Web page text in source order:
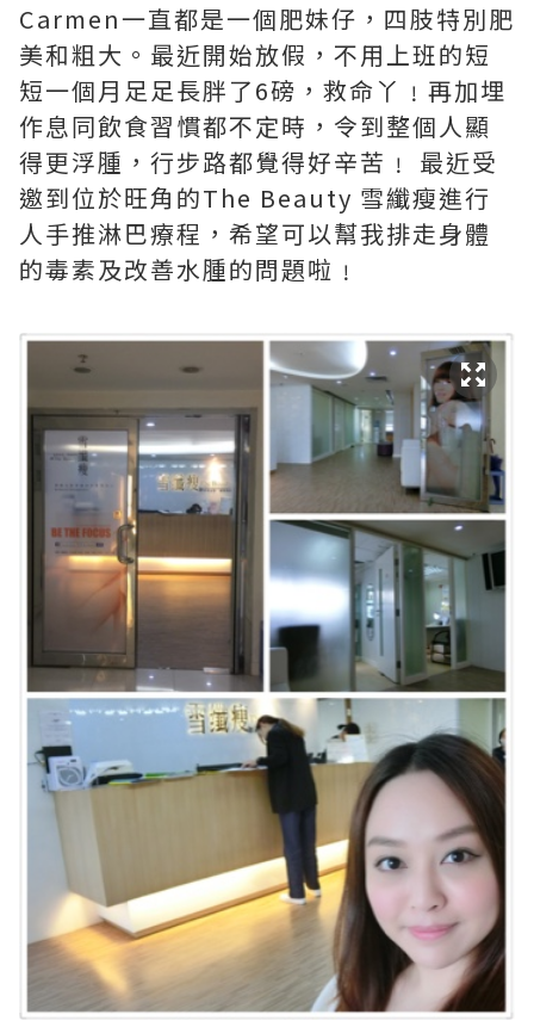
Carmen一直都是一個肥妹仔，四肢特別肥
美和粗大。最近開始放假，不用上班的短
短一個月足足長胖了6磅，救命丫﹗再加埋
作息同飲食習慣都不定時，令到整個人顯
得更浮腫，行步路都覺得好辛苦﹗ 最近受
邀到位於旺角的The Beauty 雪纖瘦進行
人手推淋巴療程，希望可以幫我排走身體
的毒素及改善水腫的問題啦﹗